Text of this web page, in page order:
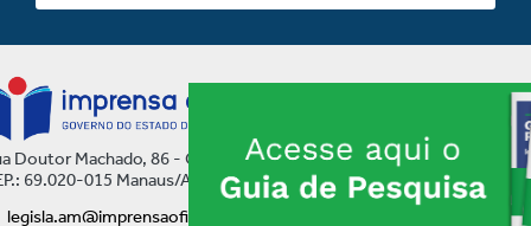
Doutor Machado, 86 - Centro
69.020-015 Manaus/AM
legisla.am@imprensaoficial.am.gov.br